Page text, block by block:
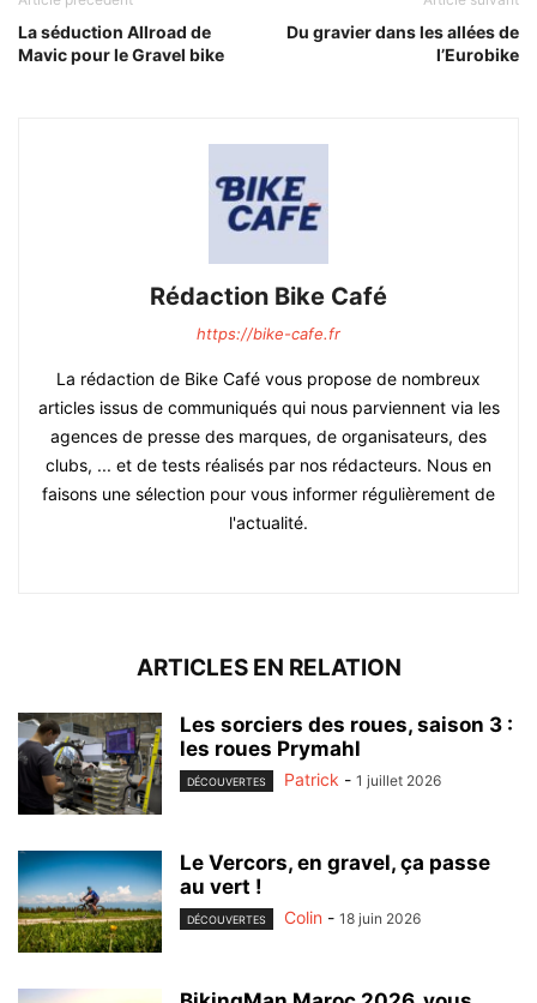
La séduction Allroad de
Mavic pour le Gravel bike
Du gravier dans les allées de
l’Eurobike
Rédaction Bike Café
https://bike-cafe.fr
La rédaction de Bike Café vous propose de nombreux
articles issus de communiqués qui nous parviennent via les
agences de presse des marques, de organisateurs, des
clubs, ... et de tests réalisés par nos rédacteurs. Nous en
faisons une sélection pour vous informer régulièrement de
l'actualité.
ARTICLES EN RELATION
Les sorciers des roues, saison 3 :
les roues Prymahl
DÉCOUVERTES Patrick - 1 juillet 2026
Le Vercors, en gravel, ça passe
au vert !
DÉCOUVERTES Colin - 18 juin 2026